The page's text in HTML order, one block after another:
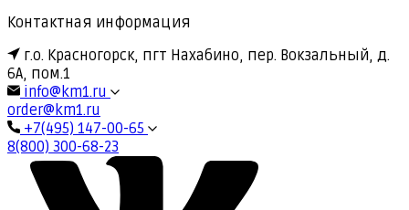
Контактная информация
г.о. Красногорск, пгт Нахабино, пер. Вокзальный, д.
6А, пом.1
info@km1.ru
order@km1.ru
+7(495) 147-00-65
8(800) 300-68-23